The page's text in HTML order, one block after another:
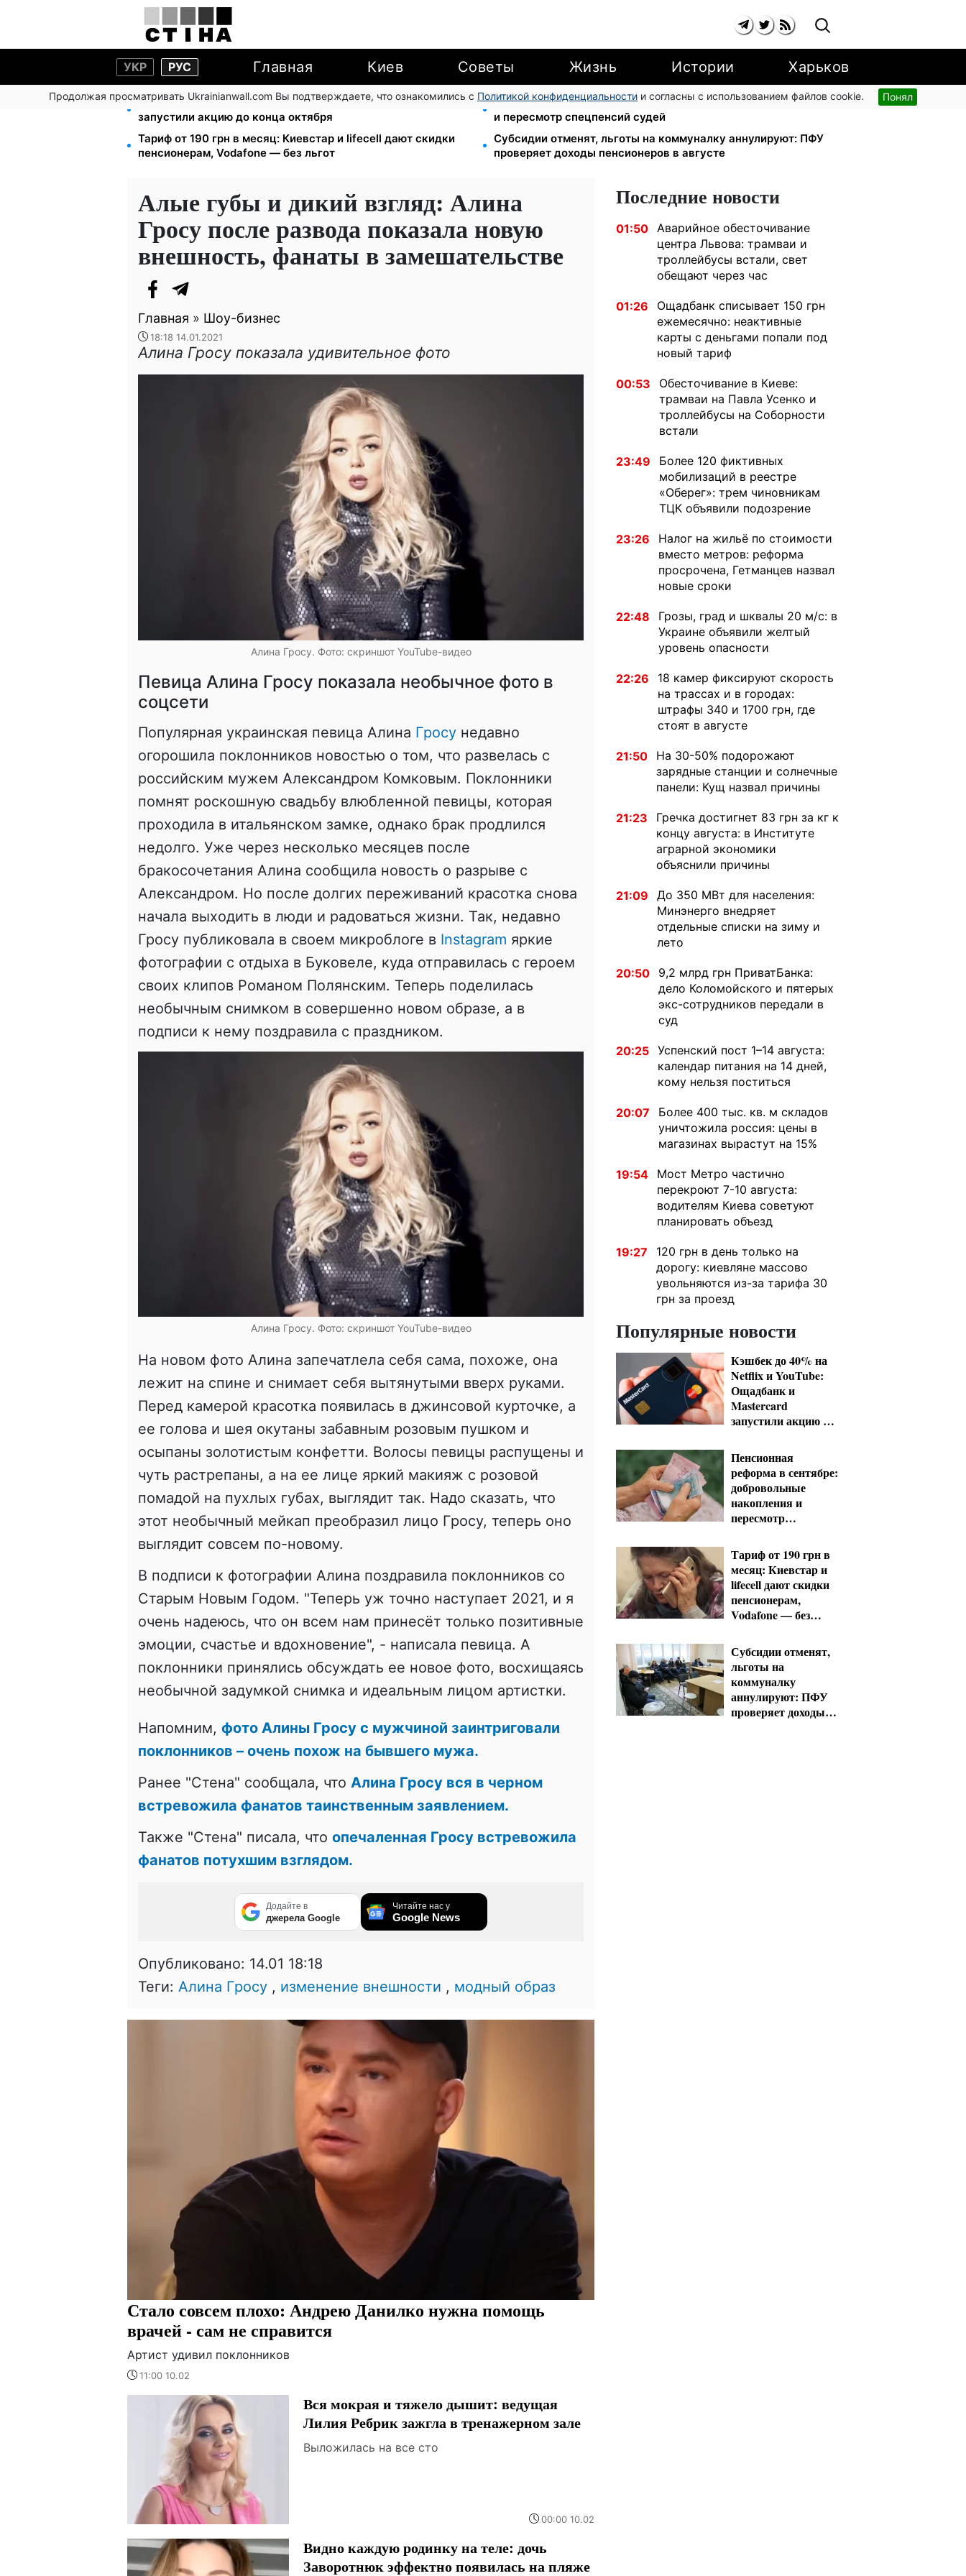
УКР РУС Главная Киев Советы Жизнь Истории Харьков
Продолжая просматривать Ukrainianwall.com Вы подтверждаете, что ознакомились с Политикой конфиденциальности и согласны с использованием файлов cookie. Понял
Кэшбек до 40% на Netflix и YouTube: Ощадбанк и Mastercard
запустили акцию до конца октября
Пенсионная реформа в сентябре: добровольные накопления
и пересмотр спецпенсий судей
Тариф от 190 грн в месяц: Киевстар и lifecell дают скидки
пенсионерам, Vodafone — без льгот
Субсидии отменят, льготы на коммуналку аннулируют: ПФУ
проверяет доходы пенсионеров в августе
Алые губы и дикий взгляд: Алина
Гросу после развода показала новую
внешность, фанаты в замешательстве
Главная » Шоу-бизнес
18:18 14.01.2021
Алина Гросу показала удивительное фото
Алина Гросу. Фото: скриншот YouTube-видео
Певица Алина Гросу показала необычное фото в
соцсети
Популярная украинская певица Алина Гросу недавно
огорошила поклонников новостью о том, что развелась с
российским мужем Александром Комковым. Поклонники
помнят роскошную свадьбу влюбленной певицы, которая
проходила в итальянском замке, однако брак продлился
недолго. Уже через несколько месяцев после
бракосочетания Алина сообщила новость о разрыве с
Александром. Но после долгих переживаний красотка снова
начала выходить в люди и радоваться жизни. Так, недавно
Гросу публиковала в своем микроблоге в Instagram яркие
фотографии с отдыха в Буковеле, куда отправилась с героем
своих клипов Романом Полянским. Теперь поделилась
необычным снимком в совершенно новом образе, а в
подписи к нему поздравила с праздником.
Алина Гросу. Фото: скриншот YouTube-видео
На новом фото Алина запечатлела себя сама, похоже, она
лежит на спине и снимает себя вытянутыми вверх руками.
Перед камерой красотка появилась в джинсовой курточке, а
ее голова и шея окутаны забавным розовым пушком и
осыпаны золотистым конфетти. Волосы певицы распущены и
чуть растрепаны, а на ее лице яркий макияж с розовой
помадой на пухлых губах, выглядит так. Надо сказать, что
этот необычный мейкап преобразил лицо Гросу, теперь оно
выглядит совсем по-новому.
В подписи к фотографии Алина поздравила поклонников со
Старым Новым Годом. "Теперь уж точно наступает 2021, и я
очень надеюсь, что он всем нам принесёт только позитивные
эмоции, счастье и вдохновение", - написала певица. А
поклонники принялись обсуждать ее новое фото, восхищаясь
необычной задумкой снимка и идеальным лицом артистки.
Напомним, фото Алины Гросу с мужчиной заинтриговали
поклонников – очень похож на бывшего мужа.
Ранее "Стена" сообщала, что Алина Гросу вся в черном
встревожила фанатов таинственным заявлением.
Также "Стена" писала, что опечаленная Гросу встревожила
фанатов потухшим взглядом.
Додайте в
джерела Google
Читайте нас у
Google News
Опубликовано: 14.01 18:18
Теги: Алина Гросу , изменение внешности , модный образ
Стало совсем плохо: Андрею Данилко нужна помощь
врачей - сам не справится
Артист удивил поклонников
11:00 10.02
Вся мокрая и тяжело дышит: ведущая
Лилия Ребрик зажгла в тренажерном зале
Выложилась на все сто
00:00 10.02
Видно каждую родинку на теле: дочь
Заворотнюк эффектно появилась на пляже
Последние новости
01:50 Аварийное обесточивание
центра Львова: трамваи и
троллейбусы встали, свет
обещают через час
01:26
Ощадбанк списывает 150 грн
ежемесячно: неактивные
карты с деньгами попали под
новый тариф
00:53
Обесточивание в Киеве:
трамваи на Павла Усенко и
троллейбусы на Соборности
встали
23:49
Более 120 фиктивных
мобилизаций в реестре
«Оберег»: трем чиновникам
ТЦК объявили подозрение
23:26
Налог на жильё по стоимости
вместо метров: реформа
просрочена, Гетманцев назвал
новые сроки
22:48
Грозы, град и шквалы 20 м/с: в
Украине объявили желтый
уровень опасности
22:26
18 камер фиксируют скорость
на трассах и в городах:
штрафы 340 и 1700 грн, где
стоят в августе
21:50
На 30-50% подорожают
зарядные станции и солнечные
панели: Кущ назвал причины
21:23
Гречка достигнет 83 грн за кг к
концу августа: в Институте
аграрной экономики
объяснили причины
21:09
До 350 МВт для населения:
Минэнерго внедряет
отдельные списки на зиму и
лето
20:50
9,2 млрд грн ПриватБанка:
дело Коломойского и пятерых
экс-сотрудников передали в
суд
20:25 Успенский пост 1–14 августа:
календар питания на 14 дней,
кому нельзя поститься
20:07
Более 400 тыс. кв. м складов
уничтожила россия: цены в
магазинах вырастут на 15%
19:54
Мост Метро частично
перекроют 7-10 августа:
водителям Киева советуют
планировать объезд
19:27
120 грн в день только на
дорогу: киевляне массово
увольняются из-за тарифа 30
грн за проезд
Популярные новости
Кэшбек до 40% на
Netflix и YouTube:
Ощадбанк и
Mastercard
запустили акцию до
Пенсионная
реформа в сентябре:
добровольные
накопления и
пересмотр
Тариф от 190 грн в
месяц: Киевстар и
lifecell дают скидки
пенсионерам,
Vodafone — без
Субсидии отменят,
льготы на
коммуналку
аннулируют: ПФУ
проверяет доходы